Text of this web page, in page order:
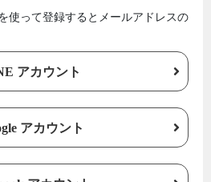
使って登録するとメールアドレスの
アカウント
アカウント